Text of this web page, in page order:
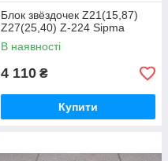
Блок звёздочек Z21(15,87)
Z27(25,40) Z-224 Sipma
В наявності
4 110 ₴
Купити